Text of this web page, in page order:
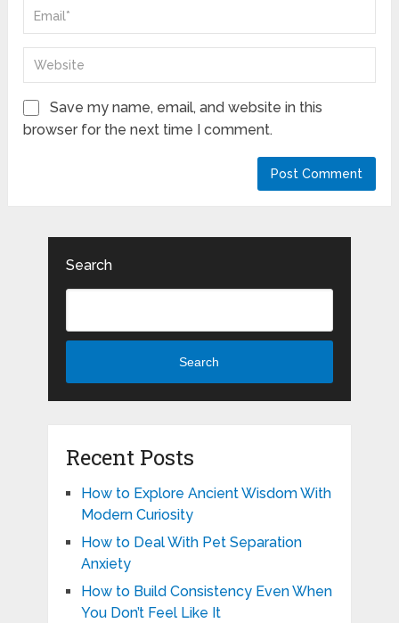
Save my name, email, and website in this
browser for the next time I comment.
Search
Search
Recent Posts
How to Explore Ancient Wisdom With
Modern Curiosity
How to Deal With Pet Separation
Anxiety
How to Build Consistency Even When
You Don’t Feel Like It